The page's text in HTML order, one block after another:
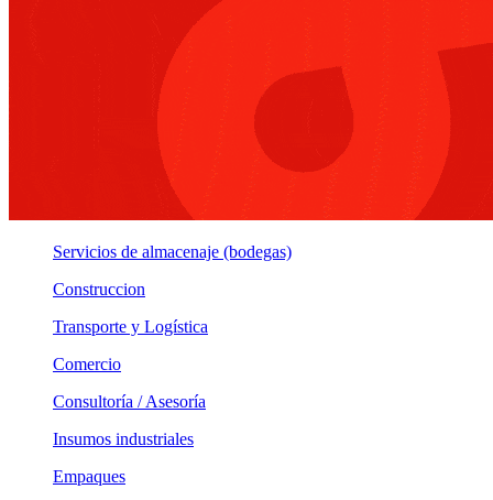
Servicios de almacenaje (bodegas)
Construccion
Transporte y Logística
Comercio
Consultoría / Asesoría
Insumos industriales
Empaques